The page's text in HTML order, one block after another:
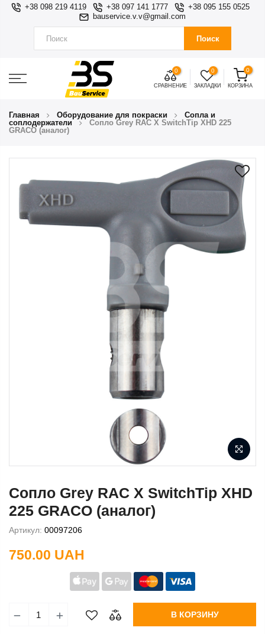
+38 098 219 4119 +38 097 141 1777
+38 095 155 0525
bauservice.v.v@gmail.com
Поиск
0
СРАВНЕНИЕ
0
ЗАКЛАДКИ
0
КОРЗИНА
Главная Оборудование для покраски
Сопла и
соплодержатели
Сопло Grey RAC X SwitchTip XHD 225
GRACO (аналог)
Сопло Grey RAC X SwitchTip XHD
225 GRACO (аналог)
Артикул: 00097206
750.00 UAH
В КОРЗИНУ